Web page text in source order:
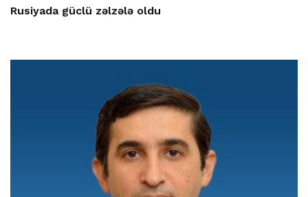
Rusiyada güclü zəlzələ oldu